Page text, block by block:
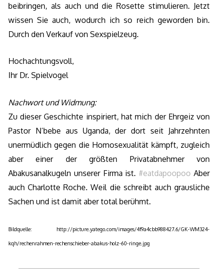
beibringen, als auch und die Rosette stimulieren. Jetzt
wissen Sie auch, wodurch ich so reich geworden bin.
Durch den Verkauf von Sexspielzeug.
Hochachtungsvoll,
Ihr Dr. Spielvogel
Nachwort und Widmung:
Zu dieser Geschichte inspiriert, hat mich der Ehrgeiz von
Pastor N’bebe aus Uganda, der dort seit Jahrzehnten
unermüdlich gegen die Homosexualität kämpft, zugleich
aber einer der größten Privatabnehmer von
Abakusanalkugeln unserer Firma ist. #eatdapoopoo Aber
auch Charlotte Roche. Weil die schreibt auch grausliche
Sachen und ist damit aber total berühmt.
Bildquelle: http://picture.yatego.com/images/4f9a4cbb988427.6/GK-WM324-
kqh/rechenrahmen-rechenschieber-abakus-holz-60-ringe.jpg